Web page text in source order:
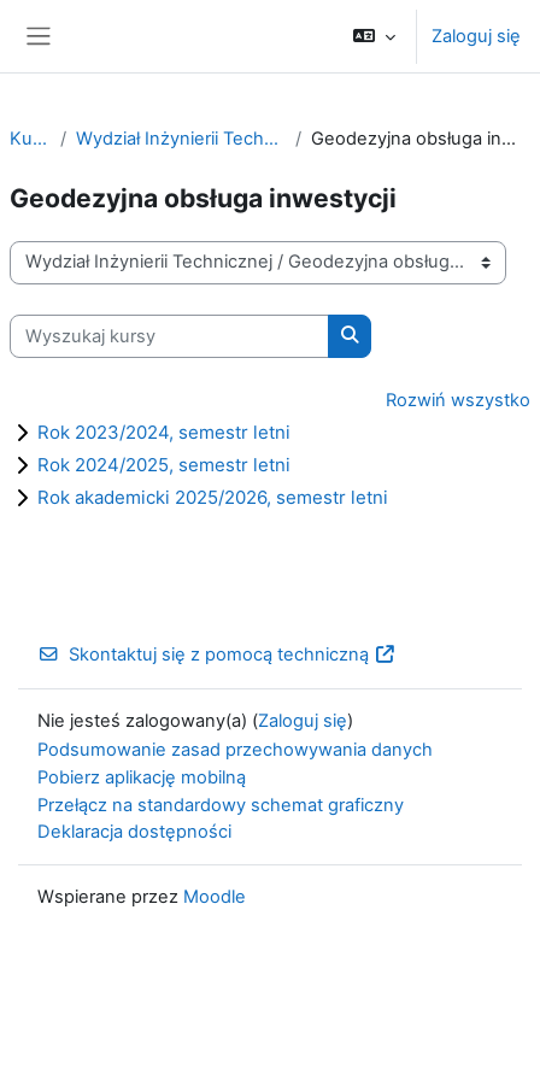
Zaloguj się
Kursy Wydział Inżynierii Technicznej Geodezyjna obsługa inwestycji
Geodezyjna obsługa inwestycji
Kategorie kursów
Wyszukaj kursy
Wyszukaj kursy
Rozwiń wszystko
Rok 2023/2024, semestr letni
Rok 2024/2025, semestr letni
Rok akademicki 2025/2026, semestr letni
Skontaktuj się z pomocą techniczną
Nie jesteś zalogowany(a) (Zaloguj się)
Podsumowanie zasad przechowywania danych
Pobierz aplikację mobilną
Przełącz na standardowy schemat graficzny
Deklaracja dostępności
Wspierane przez Moodle